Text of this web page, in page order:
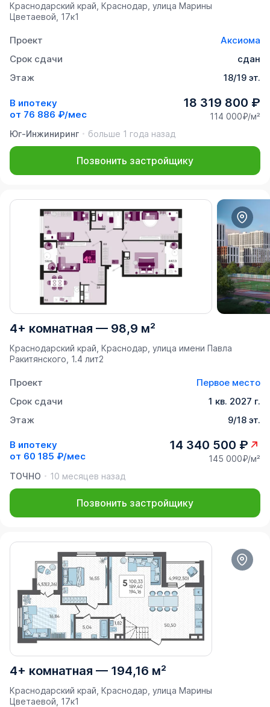
Краснодарский край, Краснодар, улица Марины
Цветаевой, 17к1
Проект
Аксиома
Срок сдачи
сдан
Этаж
18/19 эт.
В ипотеку
от 76 886 ₽/мес
18 319 800 ₽
114 000₽/м²
Юг-Инжиниринг
больше 1 года назад
Позвонить застройщику
4+ комнатная — 98,9 м²
Краснодарский край, Краснодар, улица имени Павла
Ракитянского, 1.4 лит2
Проект
Первое место
Срок сдачи
1 кв. 2027 г.
Этаж
9/18 эт.
В ипотеку
от 60 185 ₽/мес
14 340 500 ₽
145 000₽/м²
ТОЧНО
10 месяцев назад
Позвонить застройщику
4+ комнатная — 194,16 м²
Краснодарский край, Краснодар, улица Марины
Цветаевой, 17к1